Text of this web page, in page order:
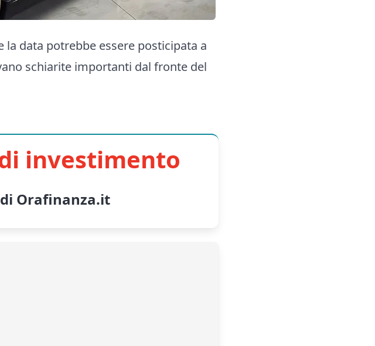
la data potrebbe essere posticipata a
schiarite importanti dal fronte del
investimento
Orafinanza.it